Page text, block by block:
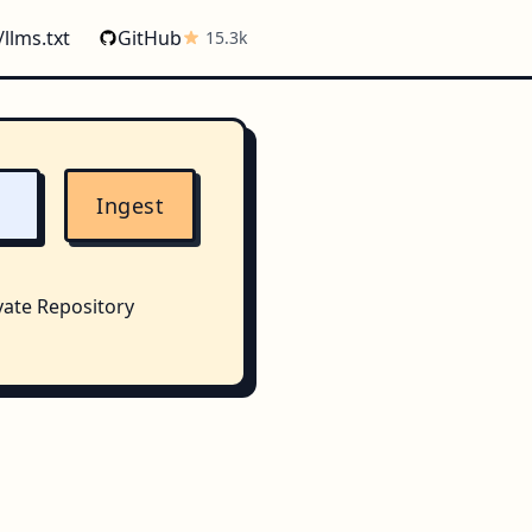
GitHub 15.3k
Ingest
Repository